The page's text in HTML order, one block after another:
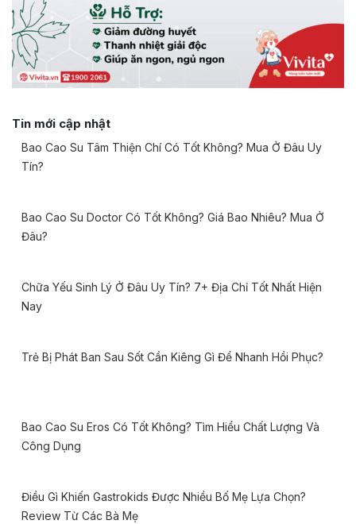
Tin mới cập nhật
Bao Cao Su Tâm Thiện Chí Có Tốt Không? Mua Ở Đâu Uy
Tín?
Bao Cao Su Doctor Có Tốt Không? Giá Bao Nhiêu? Mua Ở
Đâu?
Chữa Yếu Sinh Lý Ở Đâu Uy Tín? 7+ Địa Chỉ Tốt Nhất Hiện
Nay
Trẻ Bị Phát Ban Sau Sốt Cần Kiêng Gì Để Nhanh Hồi Phục?
Bao Cao Su Eros Có Tốt Không? Tìm Hiểu Chất Lượng Và
Công Dụng
Điều Gì Khiến Gastrokids Được Nhiều Bố Mẹ Lựa Chọn?
Review Từ Các Bà Mẹ